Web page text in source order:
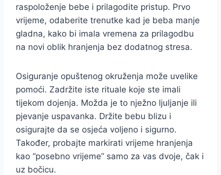
raspoloženje bebe i prilagodite pristup. Prvo
vrijeme, odaberite trenutke kad je beba manje
gladna, kako bi imala vremena za prilagodbu
na novi oblik hranjenja bez dodatnog stresa.
Osiguranje opuštenog okruženja može uvelike
pomoći. Zadržite iste rituale koje ste imali
tijekom dojenja. Možda je to nježno ljuljanje ili
pjevanje uspavanka. Držite bebu blizu i
osigurajte da se osjeća voljeno i sigurno.
Također, probajte markirati vrijeme hranjenja
kao “posebno vrijeme” samo za vas dvoje, čak i
uz bočicu.